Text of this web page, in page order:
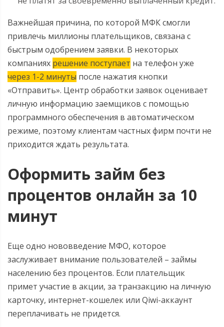
Важнейшая причина, по которой МФК смогли
привлечь миллионы плательщиков, связана с
быстрым одобрением заявки. В некоторых
компаниях решение поступает на телефон уже
через 1-2 минуты после нажатия кнопки
«Отправить». Центр обработки заявок оценивает
личную информацию заемщиков с помощью
программного обеспечения в автоматическом
режиме, поэтому клиентам частных фирм почти не
приходится ждать результата.
Оформить займ без
процентов онлайн за 10
минут
Еще одно нововведение МФО, которое
заслуживает внимание пользователей – займы
населению без процентов. Если плательщик
примет участие в акции, за транзакцию на личную
карточку, интернет-кошелек или Qiwi-аккаунт
переплачивать не придется.